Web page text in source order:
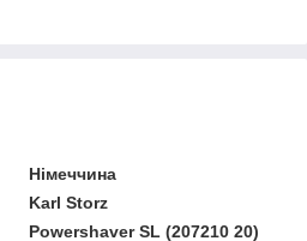
Німеччина
Karl Storz
Powershaver SL (207210 20)